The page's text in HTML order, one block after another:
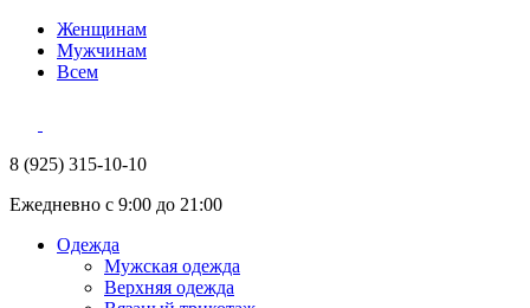
Женщинам
Мужчинам
Всем
8 (925) 315-10-10
Ежедневно с 9:00 до 21:00
Одежда
Мужская одежда
Верхняя одежда